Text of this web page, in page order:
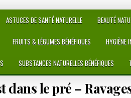
ASTUCES DE SANTÉ NATURELLE BEAUTÉ
FRUITS & LÉGUMES BÉNÉFIQUES HYGIÈNE
SUBSTANCES NATURELLES BÉNÉFIQUES
dans le pré –